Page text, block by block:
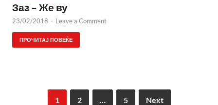
Заз – Же ву
23/02/2018 - Leave a Comment
ПРОЧИТАЈ ПОВЕЌЕ
1 2 5 Next